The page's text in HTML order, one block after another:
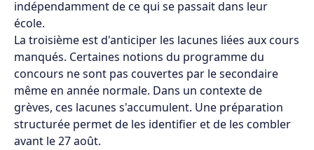
indépendamment de ce qui se passait dans leur
école.
La troisième est d'anticiper les lacunes liées aux cours
manqués. Certaines notions du programme du
concours ne sont pas couvertes par le secondaire
même en année normale. Dans un contexte de
grèves, ces lacunes s'accumulent. Une préparation
structurée permet de les identifier et de les combler
avant le 27 août.